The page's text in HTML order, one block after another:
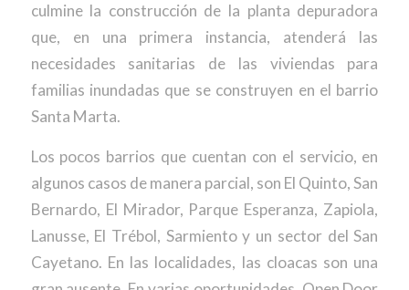
culmine la construcción de la planta depuradora
que, en una primera instancia, atenderá las
necesidades sanitarias de las viviendas para
familias inundadas que se construyen en el barrio
Santa Marta.
Los pocos barrios que cuentan con el servicio, en
algunos casos de manera parcial, son El Quinto, San
Bernardo, El Mirador, Parque Esperanza, Zapiola,
Lanusse, El Trébol, Sarmiento y un sector del San
Cayetano. En las localidades, las cloacas son una